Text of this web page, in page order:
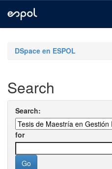
navigationDSpace en ESPOL
Search
Search:
for